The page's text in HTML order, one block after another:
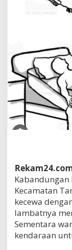
Kabandungan
Kecamatan
kecewa
lambatnya
Sementara
kendaraan